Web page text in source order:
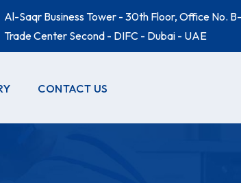
Al-Saqr Business Tower - 30th Floor, Office No.
Trade Center Second - DIFC - Dubai - UAE
CONTACT US